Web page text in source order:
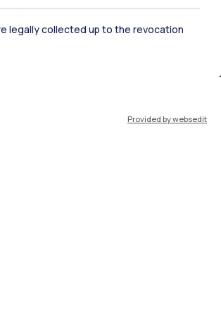
legally collected up to the revocation
Provided by websedit